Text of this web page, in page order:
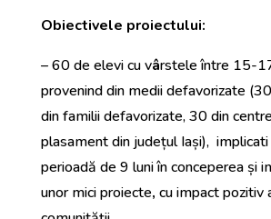
Obiectivele proiectului:
– 60 de elevi cu vârstele între 15-
provenind din medii defavorizate
din familii defavorizate, 30 din
plasament din județul Iași),
perioadă de 9 luni în conceperea și
unor mici proiecte, cu impact pozitiv